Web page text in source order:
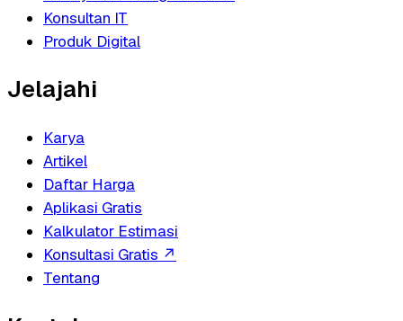
Konsultan IT
Produk Digital
Jelajahi
Karya
Artikel
Daftar Harga
Aplikasi Gratis
Kalkulator Estimasi
Konsultasi Gratis ↗
Tentang